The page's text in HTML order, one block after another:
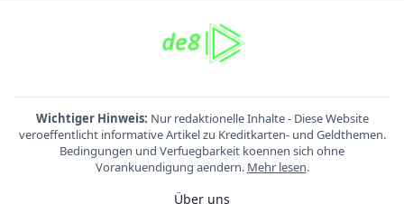
Wichtiger Hinweis: Nur redaktionelle Inhalte - Diese Website
veroeffentlicht informative Artikel zu Kreditkarten- und Geldthemen.
Bedingungen und Verfuegbarkeit koennen sich ohne
Vorankuendigung aendern. Mehr lesen.
Über uns